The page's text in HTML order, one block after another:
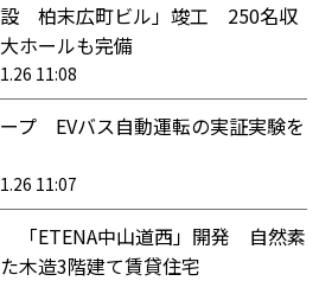
設 柏末広町ビル」竣工 250名収
ホールも完備
11:08
プ EVバス自動運転の実証実験を
11:07
「ETENA中山道西」開発 自然素
木造3階建て賃貸住宅